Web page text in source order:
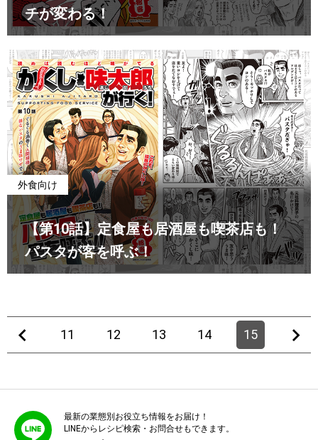
チが変わる！
外食向け
【第10話】定食屋も居酒屋も喫茶店も！
パスタが客を呼ぶ！
11 12 13 14 15
最新の業態別お役立ち情報をお届け！
LINEからレシピ検索・お問合せもできます。